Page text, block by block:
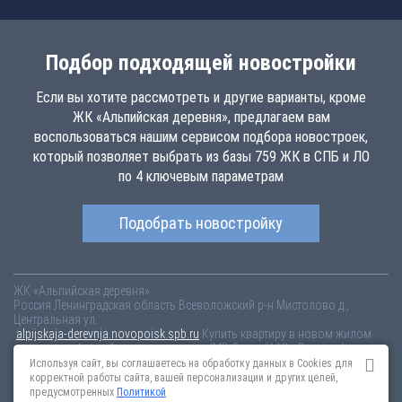
Подбор подходящей новостройки
Если вы хотите рассмотреть и другие варианты, кроме
ЖК «Альпийская деревня», предлагаем вам
воспользоваться нашим сервисом подбора новостроек,
который позволяет выбрать из базы 759 ЖК в СПБ и ЛО
по 4 ключевым параметрам
Подобрать новостройку
ЖК «Альпийская деревня»
Россия Ленинградская область Всеволожский р-н Мистолово д.,
Центральная ул.
alpijskaja-derevnja.novopoisk.spb.ru Купить квартиру в новом жилом
комплексе «Альпийская деревня» от «IMD Group (АйЭмДэ групп)» во
Всеволожском районе. Квартиры различных планировок от 1.07 млн
рублей!
Используя сайт, вы соглашаетесь на обработку данных в Cookies для
корректной работы сайта, вашей персонализации и других целей,
предусмотренных Политикой